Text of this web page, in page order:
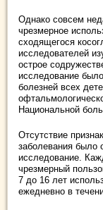
Однако совсем
чрезмерное
сходящегося
исследователей
острое
исследование
болезней всех
Национальной
Отсутствие
заболевания было
исследование.
чрезмерный
7 до 16 лет
ежедневно в